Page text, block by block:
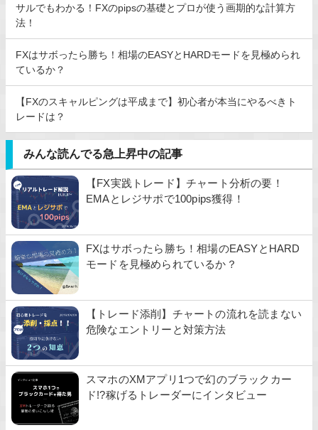
サルでもわかる！FXのpipsの基礎とプロが使う画期的な計算方
法！
FXはサボったら勝ち！相場のEASYとHARDモードを見極められ
ているか？
【FXのスキャルピングは平成まで】初心者が本当にやるべきト
レードは？
みんな読んでる急上昇中の記事
【FX実践トレード】チャート分析の要！
EMAとレジサポで100pips獲得！
FXはサボったら勝ち！相場のEASYとHARD
モードを見極められているか？
【トレード添削】チャートの流れを読まない
危険なエントリーと対策方法
スマホのXMアプリ1つで幻のブラックカー
ド!?稼げるトレーダーにインタビュー